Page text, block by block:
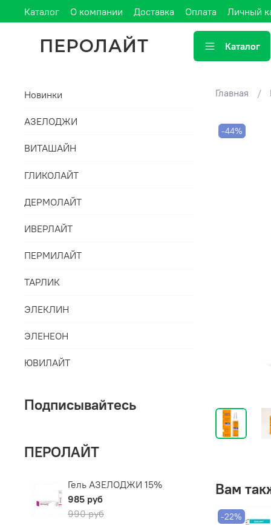
Каталог О компании Доставка Оплата Личный
ПЕРОЛАЙТ Каталог
Главная
-44%
Вам
-22%
Новинки
АЗЕЛОДЖИ
ВИТАШАЙН
ГЛИКОЛАЙТ
ДЕРМОЛАЙТ
ИВЕРЛАЙТ
ПЕРМИЛАЙТ
ТАРЛИК
ЭЛЕКЛИН
ЭЛЕНЕОН
ЮВИЛАЙТ
Подписывайтесь
ПЕРОЛАЙТ
Гель АЗЕЛОДЖИ 15%
985 руб
990 руб